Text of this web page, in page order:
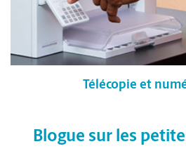
Télécopie et
Blogue sur les